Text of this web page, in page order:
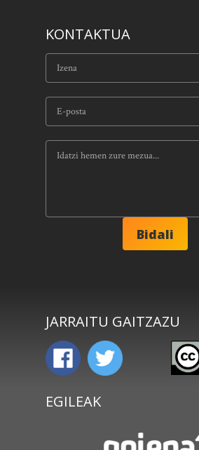
KONTAKTUA
JARRAITU GAITZAZU
EGILEAK